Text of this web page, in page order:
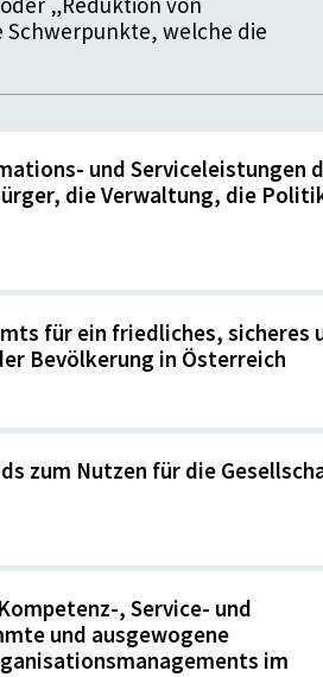
Schwerpunkte, welche die
und Serviceleistungen
die Verwaltung, die
für ein friedliches, sicheres
Bevölkerung in Österreich
zum Nutzen für die
, Service- und
und ausgewogene
im